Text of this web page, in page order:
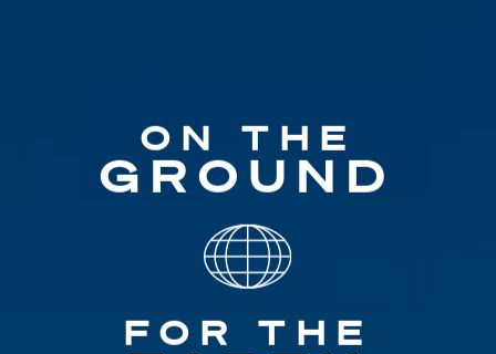
ON THE
GROUND
FOR THE